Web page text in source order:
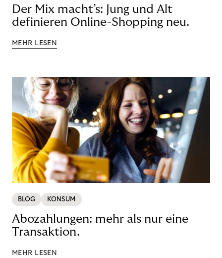
Der Mix macht’s: Jung und Alt
definieren Online-Shopping neu.
MEHR LESEN
BLOG KONSUM
Abozahlungen: mehr als nur eine
Transaktion.
MEHR LESEN